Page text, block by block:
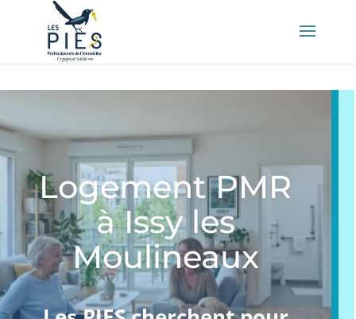
Logement PMR
à Issy les
Moulineaux